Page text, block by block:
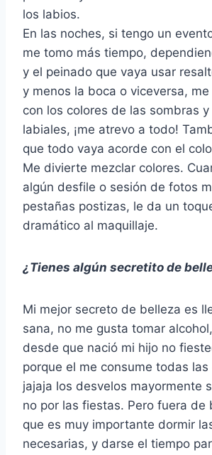
los labios.
En las noches, si tengo un
me tomo más tiempo,
y el peinado que vaya usar
y menos la boca o viceversa,
con los colores de las sombras
labiales, ¡me atrevo a todo!
que todo vaya acorde con el
Me divierte mezclar colores.
algún desfile o sesión de fotos
pestañas postizas, le da un
dramático al maquillaje.
¿Tienes algún secretito de
Mi mejor secreto de belleza es
sana, no me gusta tomar
desde que nació mi hijo no
porque el me consume todas las
jajaja los desvelos mayormente
no por las fiestas. Pero fuera de
que es muy importante dormir
necesarias, y darse el tiempo